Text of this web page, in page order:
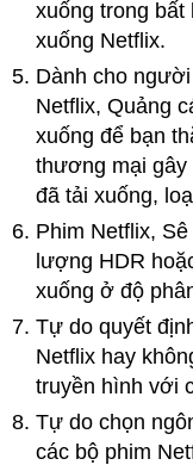
xuống trong bất
xuống Netflix.
Dành cho
Netflix, Quảng
xuống để bạn
thương mại gây
đã tải xuống,
Phim Netflix,
lượng HDR
xuống ở độ
Tự do quyết
Netflix hay
truyền hình với
Tự do chọn
các bộ phim